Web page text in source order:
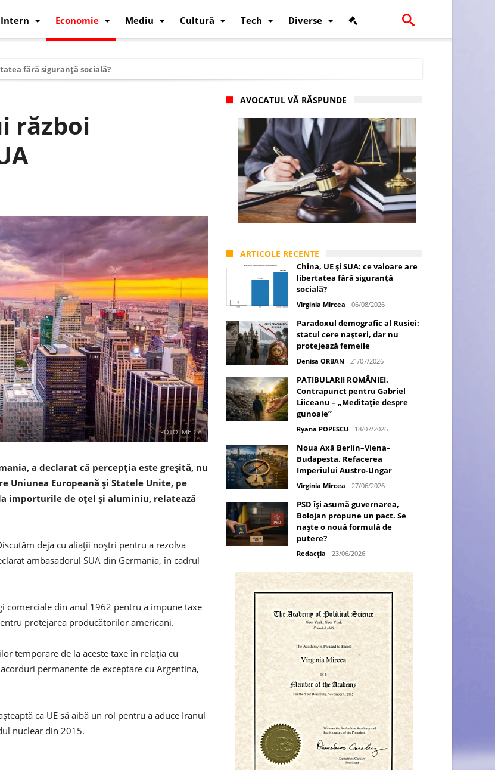
Intern Economie Mediu Cultură Tech Diverse
fără siguranță socială?
atelierul lumii și rivalul economic al SUA
o realitate pe care România o simte, nu o spune
Ce ne așteaptă? – O analiză structurală a demografiei, fiscalității și poziției României în U.E.
a înlocui Nvidia
război
FOTO: MEDIA
a declarat că percepția este greșită, nu
Europeană şi Statele Unite, pe
importurile de oţel şi aluminiu, relatează
deja cu aliaţii noştri pentru a rezolva
ambasadorul SUA din Germania, în cadrul
comerciale din anul 1962 pentru a impune taxe
protejarea producătorilor americani.
temporare de la aceste taxe în relaţia cu
permanente de exceptare cu Argentina,
ca UE să aibă un rol pentru a aduce Iranul
nuclear din 2015.
AVOCATUL VĂ RĂSPUNDE
ARTICOLE RECENTE
China, UE și SUA: ce valoare are
libertatea fără siguranță
socială?
Virginia Mircea 06/08/2026
Paradoxul demografic al Rusiei:
statul cere nașteri, dar nu
protejează femeile
Denisa ORBAN 21/07/2026
PATIBULARII ROMÂNIEI.
Contrapunct pentru Gabriel
Liiceanu – „Meditație despre
gunoaie”
Ryana POPESCU 18/07/2026
Noua Axă Berlin–Viena–
Budapesta. Refacerea
Imperiului Austro-Ungar
Virginia Mircea 27/06/2026
PSD își asumă guvernarea,
Bolojan propune un pact. Se
naște o nouă formulă de
putere?
Redacția 23/06/2026